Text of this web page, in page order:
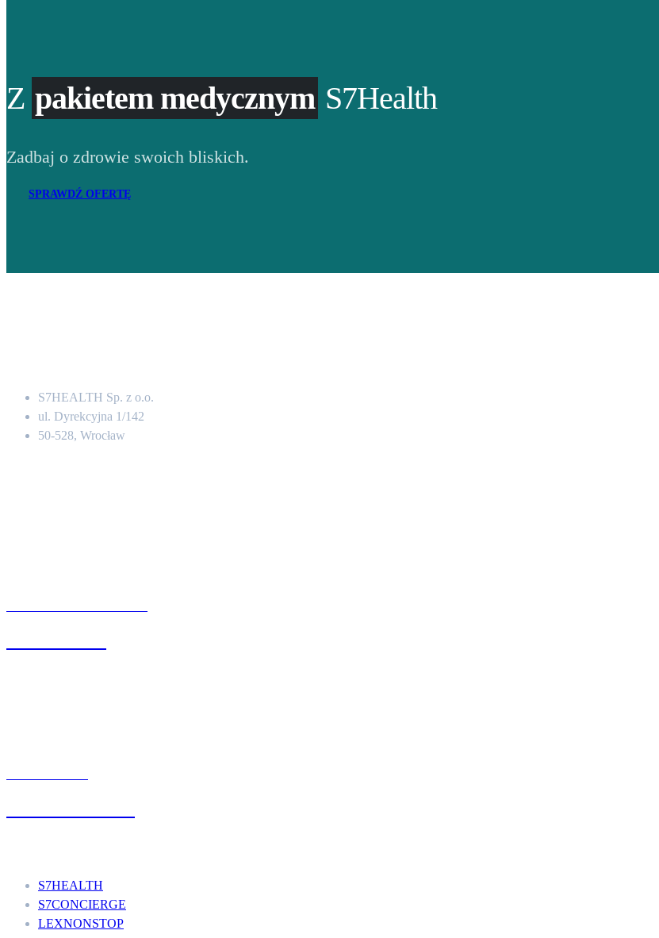
Z pakietem medycznym S7Health
Zadbaj o zdrowie swoich bliskich.
SPRAWDŹ OFERTĘ
S7HEALTH Sp. z o.o.
ul. Dyrekcyjna 1/142
50-528, Wrocław
S7HEALTH
S7CONCIERGE
LEXNONSTOP